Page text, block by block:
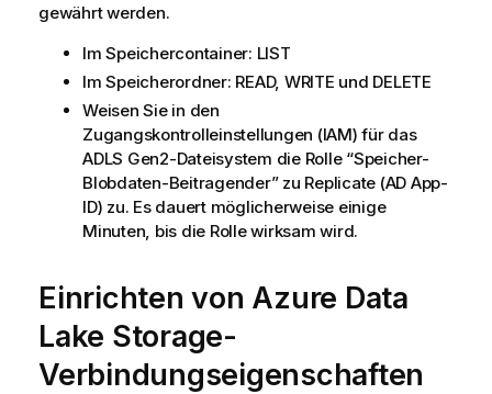
gewährt werden.
Im Speichercontainer: LIST
Im Speicherordner: READ, WRITE und DELETE
Weisen Sie in den
Zugangskontrolleinstellungen (IAM) für das
ADLS Gen2-Dateisystem die Rolle “Speicher-
Blobdaten-Beitragender” zu Replicate (AD App-
ID) zu. Es dauert möglicherweise einige
Minuten, bis die Rolle wirksam wird.
Einrichten von Azure Data
Lake Storage-
Verbindungseigenschaften